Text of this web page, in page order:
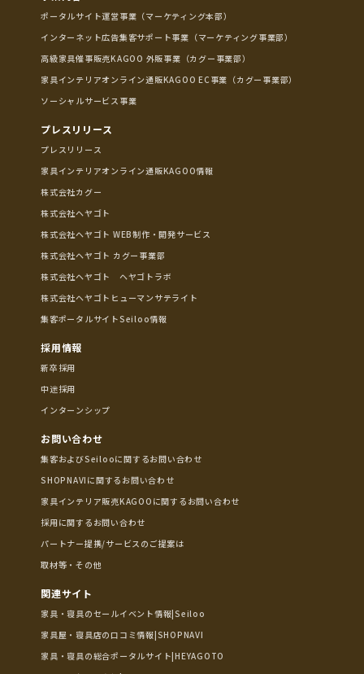
ポータルサイト運営事業（マーケティング本部）
インターネット広告集客サポート事業（マーケティング事業部）
高級家具催事販売KAGOO 外販事業（カグー事業部）
家具インテリアオンライン通販KAGOO EC事業（カグー事業部）
ソーシャルサービス事業
プレスリリース
プレスリリース
家具インテリアオンライン通販KAGOO情報
株式会社カグー
株式会社ヘヤゴト
株式会社ヘヤゴト WEB制作・開発サービス
株式会社ヘヤゴト カグー事業部
株式会社ヘヤゴト ヘヤゴトラボ
株式会社ヘヤゴトヒューマンサテライト
集客ポータルサイトSeiloo情報
採用情報
新卒採用
中途採用
インターンシップ
お問い合わせ
集客およびSeilooに関するお問い合わせ
SHOPNAVIに関するお問い合わせ
家具インテリア販売KAGOOに関するお問い合わせ
採用に関するお問い合わせ
パートナー提携/サービスのご提案は
取材等・その他
関連サイト
家具・寝具のセールイベント情報|Seiloo
家具屋・寝具店の口コミ情報|SHOPNAVI
家具・寝具の総合ポータルサイト|HEYAGOTO